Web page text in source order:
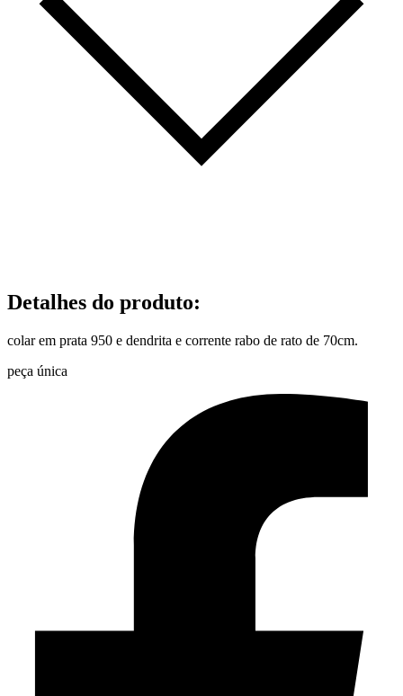
Detalhes do produto:
colar em prata 950 e dendrita e corrente rabo de rato de 70cm.
peça única